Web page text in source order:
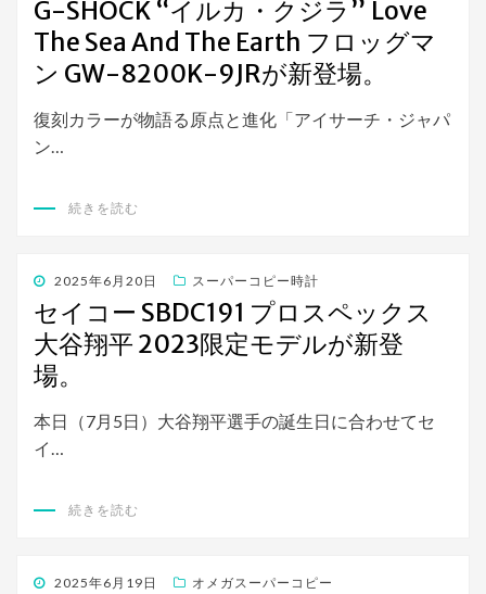
日:
G-SHOCK “イルカ・クジラ” Love
The Sea And The Earth フロッグマ
ン GW-8200K-9JRが新登場。
復刻カラーが物語る原点と進化「アイサーチ・ジャパ
ン…
続きを読む
投
稿
日:
2025年6月20日 スーパーコピー時計
セイコー SBDC191 プロスペックス
大谷翔平 2023限定モデルが新登
場。
本日（7月5日）大谷翔平選手の誕生日に合わせてセ
イ…
続きを読む
投 2025年6月19日 オメガスーパーコピー